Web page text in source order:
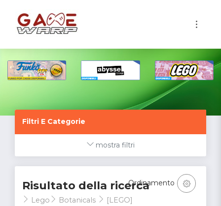
Filtri E Categorie
mostra filtri
Risultato della ricerca
Lego Botanicals [LEGO]
Ordinamento